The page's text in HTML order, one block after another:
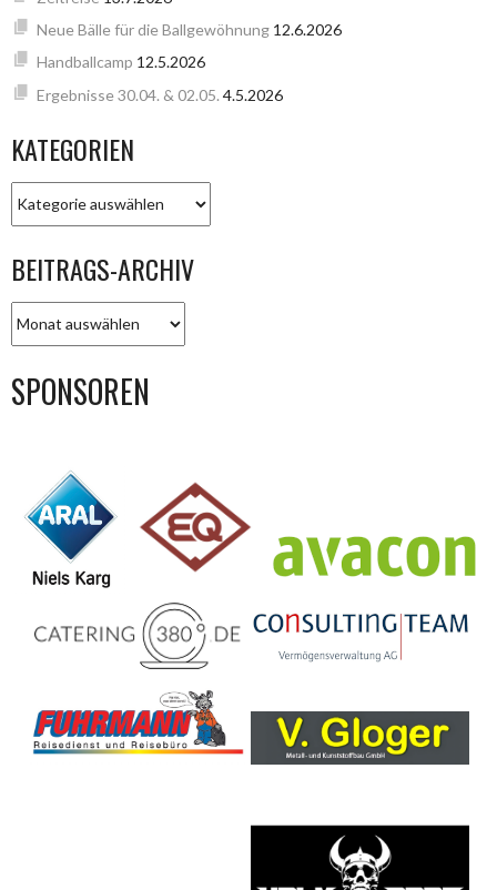
Neue Bälle für die Ballgewöhnung 12.6.2026
Handballcamp 12.5.2026
Ergebnisse 30.04. & 02.05. 4.5.2026
KATEGORIEN
BEITRAGS-ARCHIV
ARCHIV
SPONSOREN